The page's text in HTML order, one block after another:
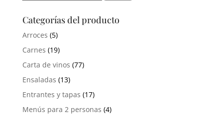
Categorías del producto
Arroces (5)
Carnes (19)
Carta de vinos (77)
Ensaladas (13)
Entrantes y tapas (17)
Menús para 2 personas (4)